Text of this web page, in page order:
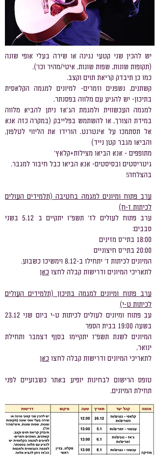
יש להכין שני קטעי נגינה או שירה בעלי אופי שונה
(תקופות שונות, שפות שונות, איטי/מהיר וכו').
כמו כן תיבדק קריאת תוים וקצב.
קשתנים, נשפנים וזמרים- למיונים למגמה הקלאסית
בתיכון- יש להגיע עם מלווה בפסנתר.
למגמה העכשווית ולמגמת הג'אז ניתן להביא מלווה
במידת הצורך, או להשתמש בפלייבק (במקרה כזה אנא
אל תסתמכו על אינטרנט. הורידו את הליווי לטלפון,
והביאו מגבר קטן נייד)
מתופפים - אנא הביאו מצילות+קלאץ'
גיטריסטים ובסיסטים- אנא הביאו כבל חיבור למגבר.
בהצלחה!
ערב פתוח ומיונים למגמה בחטיבה (תלמידים העולים
לכיתות ז-ח)
ערב פתוח לעולים לז' תשפ"ו יתקיים ב 5.12 בשני
סבבים:
18:00 בתי"ס מזינים
20:00 בתי"ס חיצוניים
המיונים לכיתות ז' יתחילו ב-8.12 וימשיכו כשבוע.​​​
לתאריכי המיונים ודרישות קבלה לחצו כאן​​
ערב פתוח ומיונים למגמה בתיכון (תלמידים העולים
לכיתות ט-י)
עב פתוח ומיונים לעולים לכיתות ט-י ביום שני 23.12
בשעה 19:00 בבית הספר
המיונים לשנת תשפ"ו יתקיימו בסןף דצמבר ותחילת
ינואר,
לתאריכי המיונים ודרישות קבלה לחצו כאן
​טופס הרישום לבחינות יופיע באתר כשבועיים לפני
תחילת המיונים.